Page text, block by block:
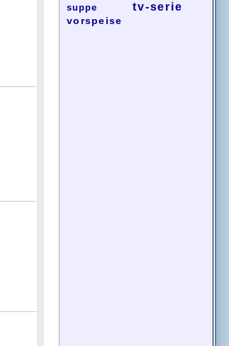
suppe tv-serie
vorspeise